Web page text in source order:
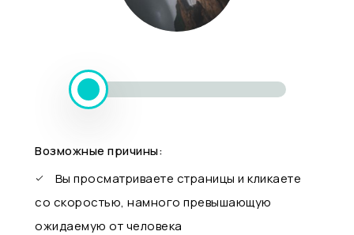
Возможные причины:
Вы просматриваете страницы и кликаете
со скоростью, намного превышающую
ожидаемую от человека